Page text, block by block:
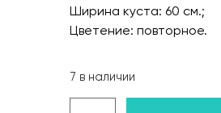
Ширина куста: 60 см.;
Цветение: повторное.
7 в наличии